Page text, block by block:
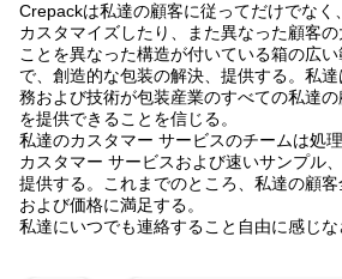
Crepackは私達の顧客に従ってだけでなく
カスタマイズしたり、また異なった顧客
ことを異なった構造が付いている箱の広
で、創造的な包装の解決、提供する。私
務および技術が包装産業のすべての私達
を提供できることを信じる。
私達のカスタマー サービスのチームは処
カスタマー サービスおよび速いサンプル
提供する。これまでのところ、私達の顧
および価格に満足する。
私達にいつでも連絡すること自由に感じな